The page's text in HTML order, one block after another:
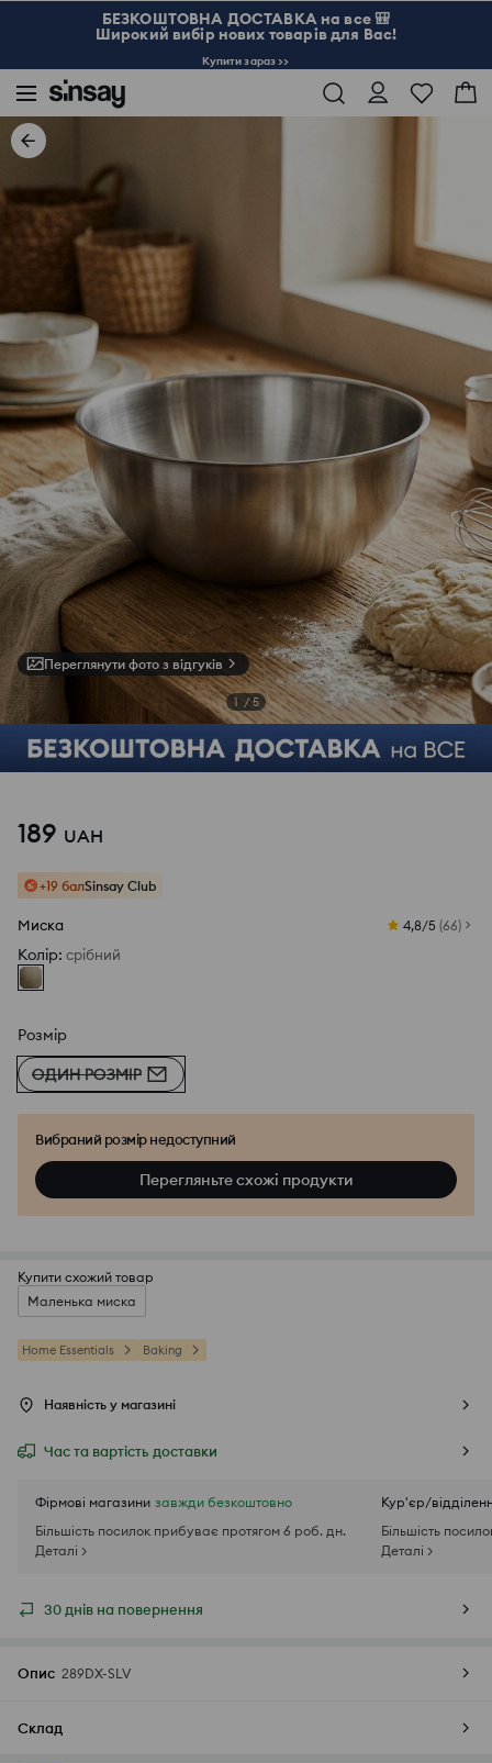
БЕЗКОШТОВНА ДОСТАВКА на все 🎒
Широкий вибір нових товарів для Вас!
Купити зараз >>
Переглянути фото з відгуків
1 / 5
189 UAH
+19 балSinsay Club
Миска 4,8/5 (66)
Колір: срібний
Розмір
ОДИН РОЗМІР
Вибраний розмір недоступний
Перегляньте схожі продукти
Купити схожий товар
Маленька миска
Home Essentials Baking
Наявність у магазині
Час та вартість доставки
Фірмові магазини завжди безкоштовно
Більшість посилок прибуває протягом 6 роб. дн.
Деталі >
Кур'єр/
Більшість
Деталі >
30 днів на повернення
Опис 289DX-SLV
Склад